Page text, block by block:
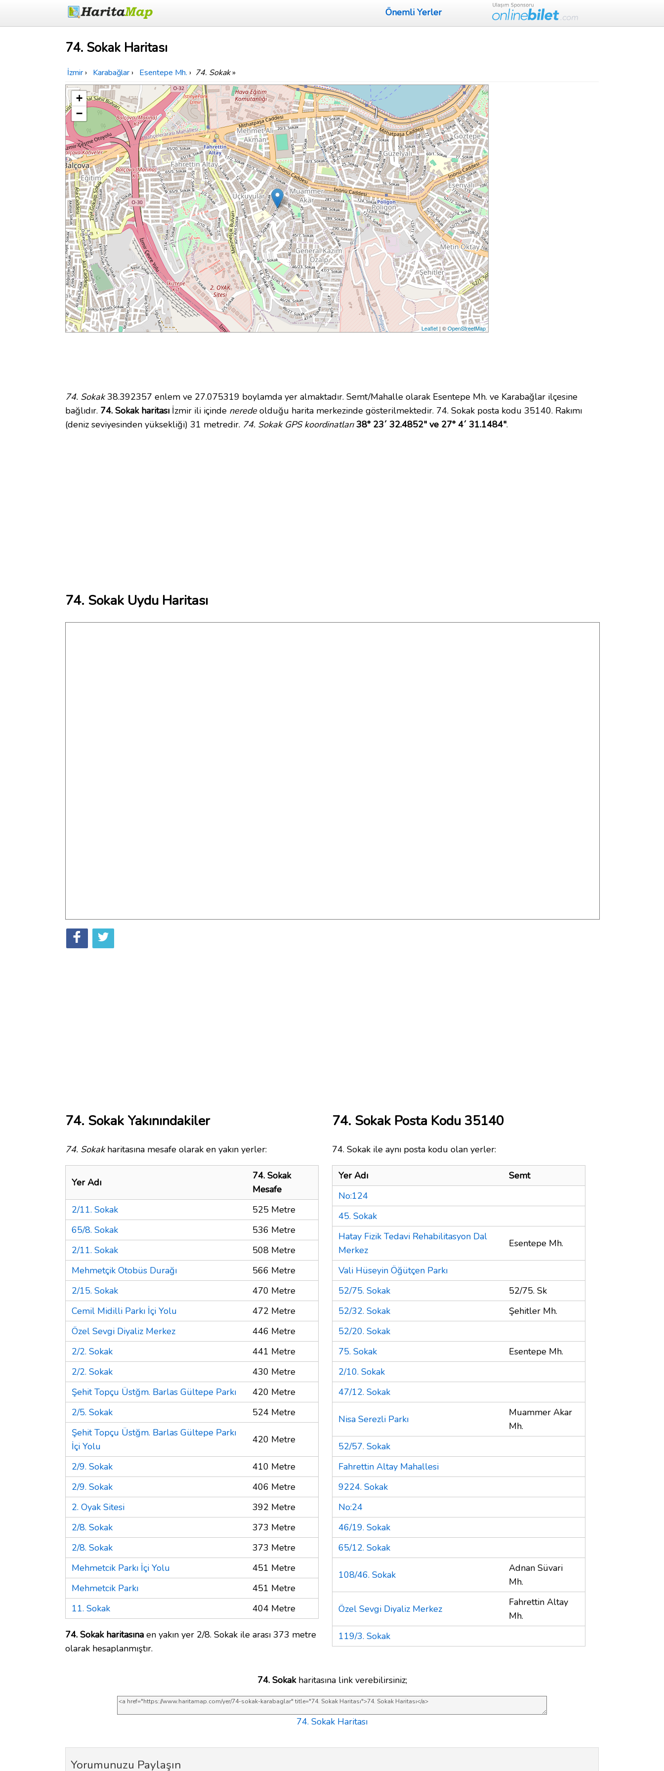
Önemli Yerler
74. Sokak Haritası
İzmir › Karabağlar › Esentepe Mh. › 74. Sokak»
+
−
Leaflet | ©OpenStreetMap
74. Sokak38.392357 enlem ve 27.075319 boylamda yer almaktadır. Semt/Mahalle olarak Esentepe Mh. ve Karabağlar ilçesine
bağlıdır. 74. Sokak haritası İzmir ili içinde neredeolduğu harita merkezinde gösterilmektedir. 74. Sokak posta kodu 35140. Rakımı
(deniz seviyesinden yüksekliği) 31 metredir. 74. Sokak GPS koordinatları 38° 23´ 32.4852" ve 27° 4´ 31.1484".
74. Sokak Uydu Haritası
74. Sokak Yakınındakiler
74. Sokakharitasına mesafe olarak en yakın yerler:
Yer Adı
74. Sokak
Mesafe
2/11. Sokak
525 Metre
65/8. Sokak
536 Metre
2/11. Sokak
508 Metre
Mehmetçik Otobüs Durağı
566 Metre
2/15. Sokak
470 Metre
Cemil Midilli Parkı İçi Yolu
472 Metre
Özel Sevgi Diyaliz Merkez
446 Metre
2/2. Sokak
441 Metre
2/2. Sokak
430 Metre
Şehit Topçu Üstğm. Barlas Gültepe Parkı
420 Metre
2/5. Sokak
524 Metre
Şehit Topçu Üstğm. Barlas Gültepe Parkı
İçi Yolu
420 Metre
2/9. Sokak
410 Metre
2/9. Sokak
406 Metre
2. Oyak Sitesi
392 Metre
2/8. Sokak
373 Metre
2/8. Sokak
373 Metre
Mehmetcik Parkı İçi Yolu
451 Metre
Mehmetcik Parkı
451 Metre
11. Sokak
404 Metre
74. Sokak haritasına en yakın yer 2/8. Sokak ile arası 373 metre
olarak hesaplanmıştır.
74. Sokak Posta Kodu 35140
74. Sokak ile aynı posta kodu olan yerler:
Yer Adı
Semt
No:124
45. Sokak
Hatay Fizik Tedavi Rehabilitasyon Dal
Merkez
Esentepe Mh.
Vali Hüseyin Öğütçen Parkı
52/75. Sokak
52/75. Sk
52/32. Sokak
Şehitler Mh.
52/20. Sokak
75. Sokak
Esentepe Mh.
2/10. Sokak
47/12. Sokak
Nisa Serezli Parkı
Muammer Akar
Mh.
52/57. Sokak
Fahrettin Altay Mahallesi
9224. Sokak
No:24
46/19. Sokak
65/12. Sokak
108/46. Sokak
Adnan Süvari
Mh.
Özel Sevgi Diyaliz Merkez
Fahrettin Altay
Mh.
119/3. Sokak
74. Sokakharitasına link verebilirsiniz;
74. Sokak Haritası
Yorumunuzu Paylaşın